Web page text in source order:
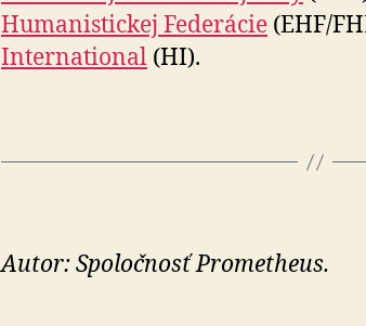
Humanistickej Federácie (EHF/
International (HI).
Autor: Spoločnosť Prometheus.